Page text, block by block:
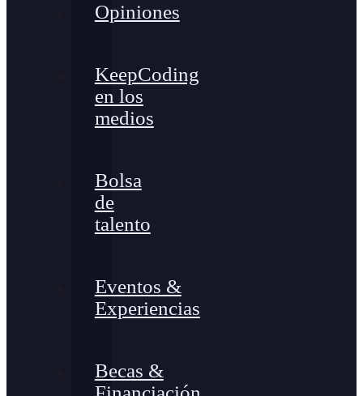
Opiniones
KeepCoding
en los
medios
Bolsa
de
talento
Eventos &
Experiencias
Becas &